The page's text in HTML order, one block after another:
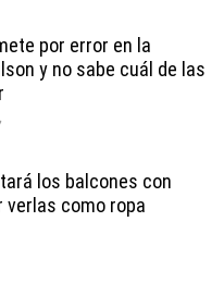
por error en la
y no sabe cuál de las
los balcones con
verlas como ropa